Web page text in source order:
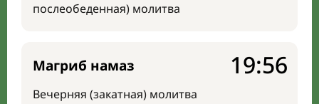
послеобеденная) молитва
Магриб намаз
Вечерняя (закатная) молитва
19:56